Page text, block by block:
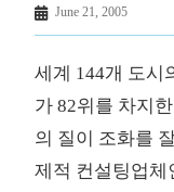
June 21, 2005
세계 144개 도시
가 82위를 차지
의 질이 조화를
제적 컨설팅업체